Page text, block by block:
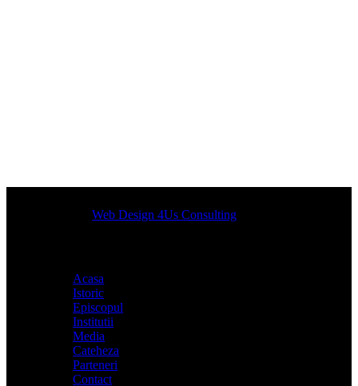
Designed byWeb Design 4Us Consulting
Acasa
Istoric
Episcopul
Institutii
Media
Cateheza
Parteneri
Contact